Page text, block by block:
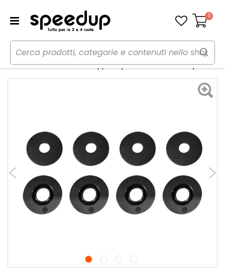
Carrello
0
Home Auto Accessori interni e comfort
Tappeti
Accessori - Bottoni fermatappeti Opel None - MINERVA Opel